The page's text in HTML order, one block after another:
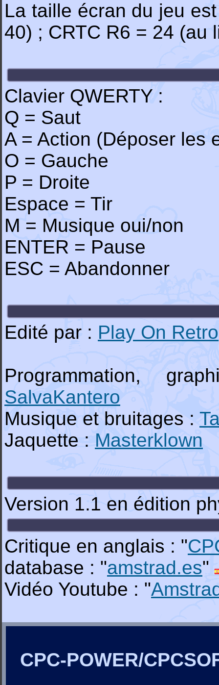
La taille écran du jeu
40) ; CRTC R6 = 24 (au
Clavier QWERTY :
Q = Saut
A = Action (Déposer les
O = Gauche
P = Droite
Espace = Tir
M = Musique oui/non
ENTER = Pause
ESC = Abandonner
Edité par : Play On Retro
Programmation,
SalvaKantero
Musique et bruitages :
Jaquette : Masterklown
Version 1.1 en édition
Critique en anglais : "
database : "amstrad.es"
Vidéo Youtube : "
CPC-POWER/